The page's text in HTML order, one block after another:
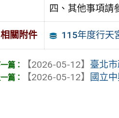
四、其他事項請
相關附件 115年度行天
【2026-05-12】 臺北
【2026-05-12】
國立